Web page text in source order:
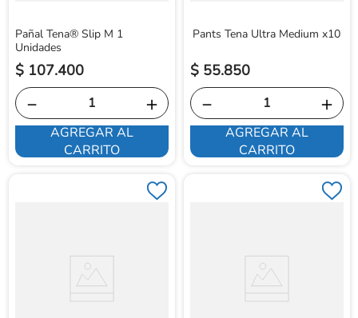
Pañal Tena® Slip M 1
Unidades
$ 107.400
＋
－
AGREGAR AL
CARRITO
Pants Tena Ultra Medium x10
$ 55.850
＋
－
AGREGAR AL
CARRITO